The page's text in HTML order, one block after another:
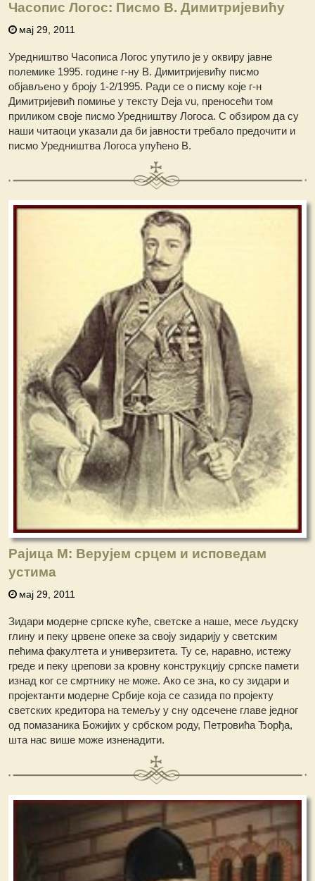
Часопис Логос: Писмо В. Димитријевићу
мај 29, 2011
Уредништво Часописа Логос упутило је у оквиру јавне
полемике 1995. године г-ну В. Димитријевићу писмо
објављено у броју 1-2/1995. Ради се о писму које г-н
Димитријевић помиње у тексту Deja vu, преносећи том
приликом своје писмо Уредништву Логоса. С обзиром да су
наши читаоци указали да би јавности требало предочити и
писмо Уредништва Логоса упућено В.
Рајица М: Верујем срцем и исповедам
устима
мај 29, 2011
Зидари модерне српске куће, светске а наше, месе људску
глину и пеку црвене опеке за своју зидарију у светским
пећима факултета и универзитета. Ту се, наравно, истежу
греде и пеку црепови за кровну конструкцију српске памети
изнад ког се смртнику не може. Ако се зна, ко су зидари и
пројектанти модерне Србије која се сазида по пројекту
светских кредитора на темељу у сну одсечене главе једног
од помазаника Божијих у србском роду, Петровића Ђорђа,
шта нас више може изненадити.